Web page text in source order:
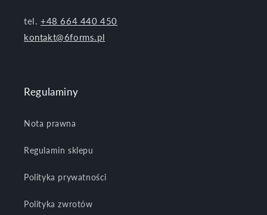
tel.+48 664 440 450
kontakt@6forms.pl
Regulaminy
Nota prawna
Regulamin sklepu
Polityka prywatności
Polityka zwrotów